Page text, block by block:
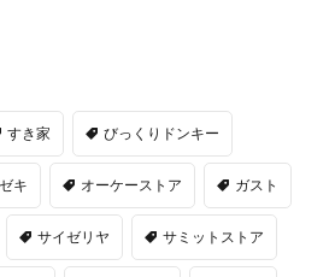
すき家 びっくりドンキー
キ オーケーストア ガスト
サイゼリヤ サミットストア